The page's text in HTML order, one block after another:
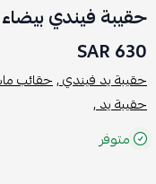
حقيبة فيندي بيضاء
630 SAR
حقيبة يد فيندي ,حقائب
حقيبة يد ,
متوفر